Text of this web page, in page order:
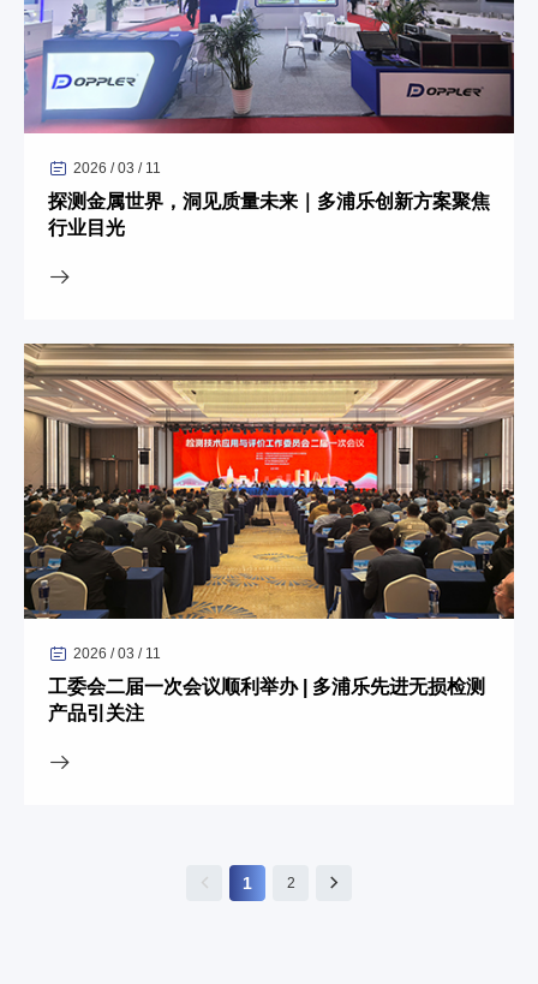
2026 / 03 / 11
探测金属世界，洞见质量未来｜多浦乐创新方案聚焦
行业目光
2026 / 03 / 11
工委会二届一次会议顺利举办 | 多浦乐先进无损检测
产品引关注
1 2